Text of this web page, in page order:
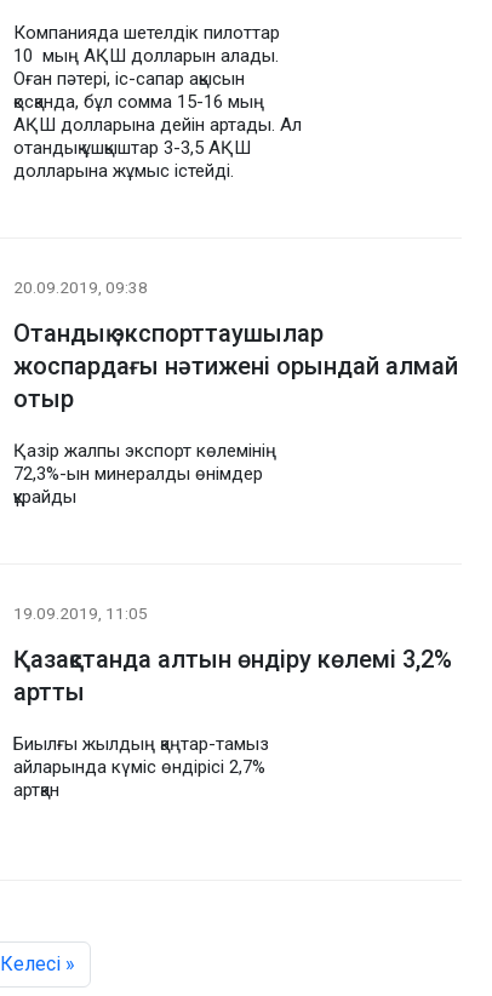
Компанияда шетелдік пилоттар
10 мың АҚШ долларын алады.
Оған пәтері, іс-сапар ақысын
қосқанда, бұл сомма 15-16 мың
АҚШ долларына дейін артады. Ал
отандық ұшқыштар 3-3,5 АҚШ
долларына жұмыс істейді.
20.09.2019, 09:38
Отандық экспорттаушылар
жоспардағы нәтижені орындай алмай
отыр
Қазір жалпы экспорт көлемінің
72,3%-ын минералды өнімдер
құрайды
19.09.2019, 11:05
Қазақстанда алтын өндіру көлемі 3,2%
артты
Биылғы жылдың қаңтар-тамыз
айларында күміс өндірісі 2,7%
артқан
Келесі »